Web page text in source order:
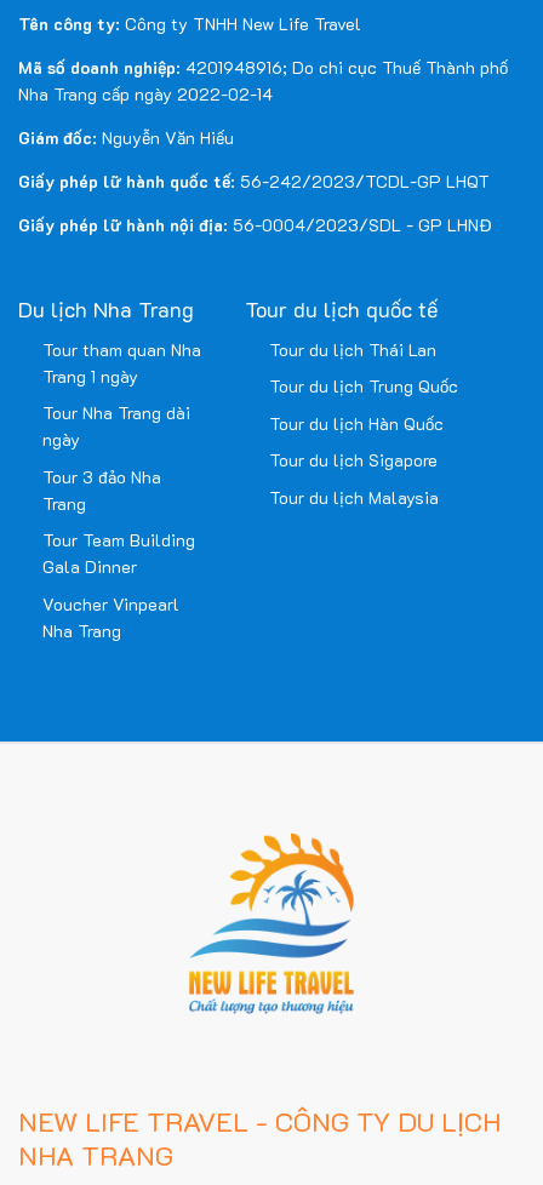
Tên công ty: Công ty TNHH New Life Travel
Mã số doanh nghiệp: 4201948916; Do chi cục Thuế Thành phố
Nha Trang cấp ngày 2022-02-14
Giám đốc: Nguyễn Văn Hiếu
Giấy phép lữ hành quốc tế: 56-242/2023/TCDL-GP LHQT
Giấy phép lữ hành nội địa: 56-0004/2023/SDL - GP LHNĐ
Du lịch Nha Trang
Tour tham quan Nha
Trang 1 ngày
Tour Nha Trang dài
ngày
Tour 3 đảo Nha
Trang
Tour Team Building
Gala Dinner
Voucher Vinpearl
Nha Trang
Tour du lịch quốc tế
Tour du lịch Thái Lan
Tour du lịch Trung Quốc
Tour du lịch Hàn Quốc
Tour du lịch Sigapore
Tour du lịch Malaysia
NEW LIFE TRAVEL - CÔNG TY DU LỊCH
NHA TRANG